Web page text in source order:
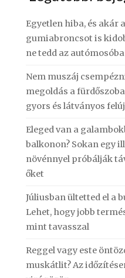
Egyetlen hiba, és akár a
gumiabroncsot is
ne tedd az
Nem muszáj
megoldás a
gyors és látványos
Eleged van a
balkonon? Sokan egy
növénnyel próbálják
őket
Júliusban ültetted el a
Lehet, hogy jobb
mint tavasszal
Reggel vagy este
muskátlit? Az